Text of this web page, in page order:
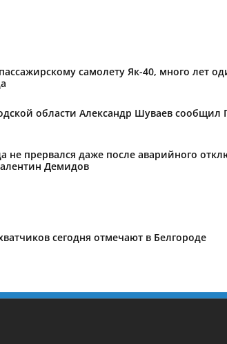
самолету Як-40, много лет
области Александр Шуваев сообщил
прервался даже после аварийного
Демидов
сегодня отмечают в Белгороде